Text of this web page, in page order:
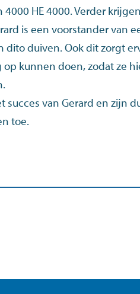
4000 HE 4000. Verder
is een voorstander van
duiven. Ook dit zorgt
kunnen doen, zodat ze
succes van Gerard en zijn
toe.